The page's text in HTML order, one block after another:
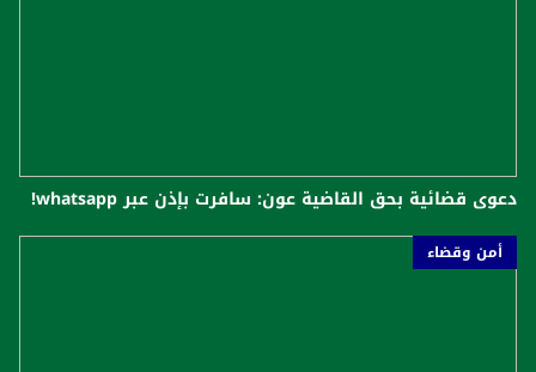
دعوى قضائية بحق القاضية عون: سافرت بإذن عبر whatsapp!
أمن وقضاء